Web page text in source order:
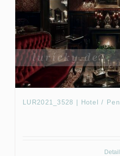
LUR2021_3528 | Hotel /